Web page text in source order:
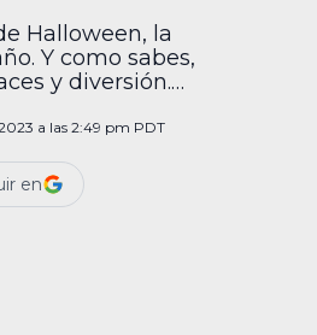
Halloween, la
Y como sabes,
y diversión.
con las
a tu auto estos
a las 2:49 pm PDT
en